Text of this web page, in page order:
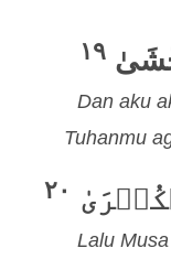
١٩
Dan aku
Tuhanmu
٢٠
Lalu